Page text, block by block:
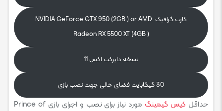
کارت گرافیک NVIDIA GeForce GTX 950 (2GB ) or AMD
Radeon RX 5500 XT (4GB )
نسخه دایرکت اکس 11
30 گیگابایت فضای خالی جهت نصب بازی
حداقل کیس گیمینگ مورد نیاز برای نصب و اجرای بازی Prince of